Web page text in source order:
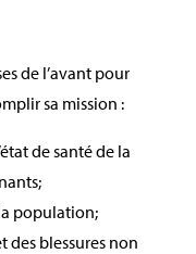
de l’avant pour
sa mission :
de santé de la
population;
des blessures non